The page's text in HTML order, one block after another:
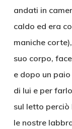
andati in
caldo ed era
maniche
suo corpo,
e dopo un
di lui e per
sul letto
le nostre